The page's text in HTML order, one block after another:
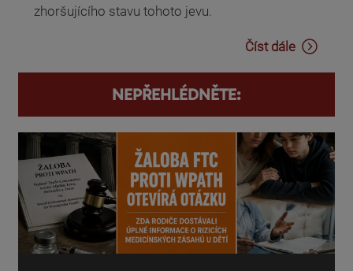
zhoršujícího stavu tohoto jevu.
Číst dále
NEPŘEHLÉDNĚTE: